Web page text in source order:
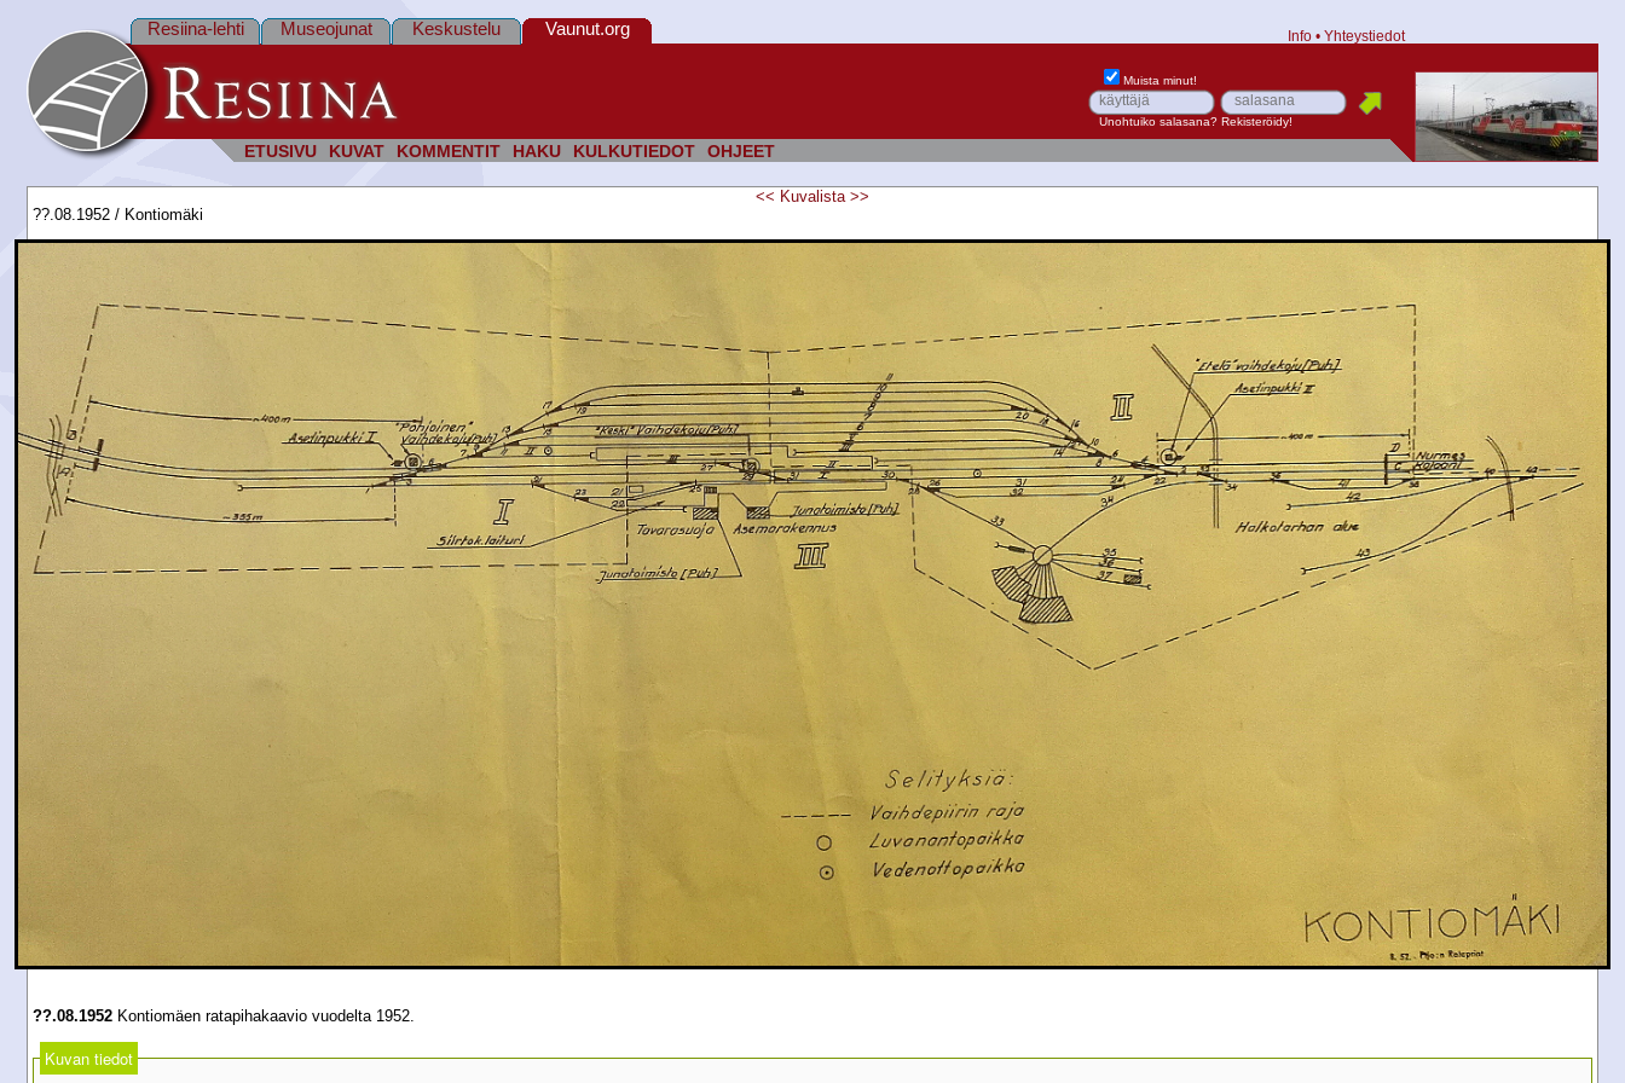
ETUSIVU KUVAT KOMMENTIT HAKU KULKUTIEDOT OHJEET
Resiina-lehti Museojunat Keskustelu Vaunut.org Info • Yhteystiedot
Muista minut!
Unohtuiko salasana? Rekisteröidy!
<< Kuvalista >>
??.08.1952 / Kontiomäki
??.08.1952 Kontiomäen ratapihakaavio vuodelta 1952.
Kuvan tiedot